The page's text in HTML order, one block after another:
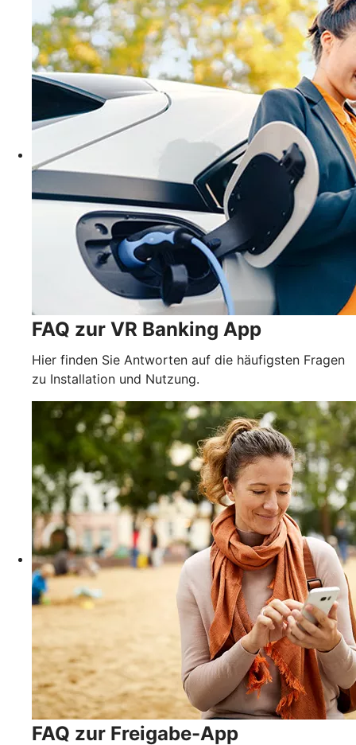
FAQ zur VR Banking App
Hier finden Sie Antworten auf die häufigsten Fragen
zu Installation und Nutzung.
FAQ zur Freigabe-App